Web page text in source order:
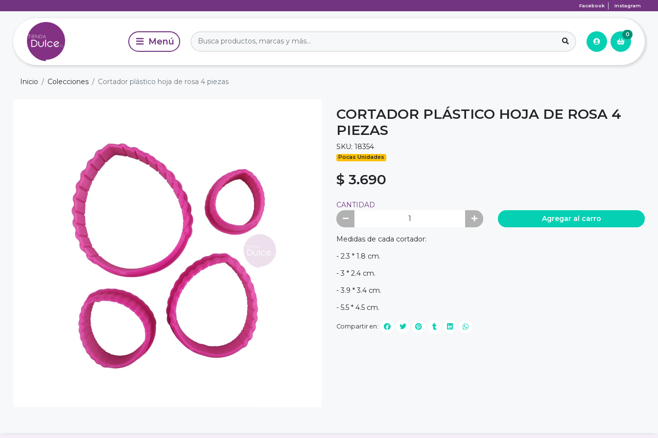
Facebook Instagram
0
Inicio Colecciones Cortador plástico hoja de rosa 4 piezas
CORTADOR PLÁSTICO HOJA DE ROSA 4
PIEZAS
SKU: 18354
Pocas Unidades
$ 3.690
CANTIDAD
Agregar al carro
Medidas de cada cortador:
- 2.3 * 1.8 cm.
- 3 * 2.4 cm.
- 3.9 * 3.4 cm.
- 5.5 * 4.5 cm.
Compartir en: